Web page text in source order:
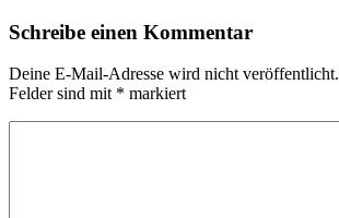
Schreibe einen Kommentar
Deine E-Mail-Adresse wird nicht veröffentlicht.
Felder sind mit * markiert